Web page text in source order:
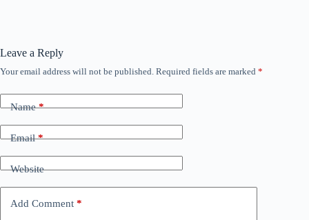
Leave a Reply
Your email address will not be published. Required fields are marked *
Name*
Email*
Website
Add Comment *